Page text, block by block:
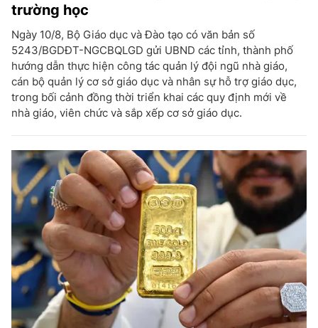
trường học
Ngày 10/8, Bộ Giáo dục và Đào tạo có văn bản số
5243/BGDĐT-NGCBQLGD gửi UBND các tỉnh, thành phố
hướng dẫn thực hiện công tác quản lý đội ngũ nhà giáo,
cán bộ quản lý cơ sở giáo dục và nhân sự hỗ trợ giáo dục,
trong bối cảnh đồng thời triển khai các quy định mới về
nhà giáo, viên chức và sắp xếp cơ sở giáo dục.